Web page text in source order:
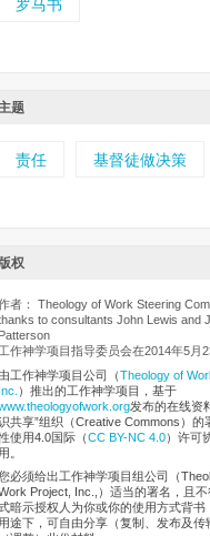
罗马书
题
责任 基督徒做决策
权
者： Theology of Work Steering
to consultants John Lewis and
Patterson
工作神学项目指导委员会在2014年5月
工作神学项目公司
（Theology of
Inc. ）推出的工作神学项目，基于
发布的在线资
共享”组织（Creative Commons）的
使用4.0国际（CC BY-NC 4.0）许可
用。
必须给出工作神学项目组公司（
Project, Inc.,）适当的署名，且
暗示授权人为你或你的使用方式背书
用途下，可自由分享（复制、发布及传